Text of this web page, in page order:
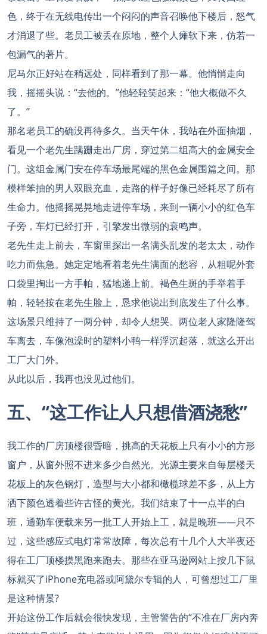
色，终于在无线电传出一个闷闷的声音召唤他下楼后，怒气
才消退了些。老员工被丢在原地，整个人瘫软下来，仿若一
包漏气的著片。
尼马尔正好站在稍远处，同样看到了那一幕。他悄悄走向
我，摇摇头说：“去他的。”他轻轻笑起来：“他大概做不久
了。”
那名老员工的确没再待多久。当天午休，我站在外面抽烟，
看见一个老先生蹒跚走出厂房，穿过第二组高大的金属安全
门。这组金属门安在停车场最尾端的黑色金属围篇之间。那
模样笨抽的男人双眼充血，走路的样子好像已经耗尽了所有
生命力。他摇摇晃晃地走进停车场，来到一辆小小的红色车
子旁，车灯已经打开，引擎发出微弱的衰鸣声。
老先生走上前去，车窗里探出一名满头乱发的老太太，动作
吃力而焦急。她定定地看着老先生满面的愁容，从粗呢外套
口袋里掏出一方手帕，猛地递上前。褐色生斑的手举着手
帕，轻轻按在老先生脸上，恳求他说出到底发生了什么事。
这场景只维持了一两分钟，却令人想哭。两位老人家隆隆驾
车离去，车像泡澡时的塑料小鸭一样浮沉起落，就这么开出
工厂大门外。
从此以后，我再也没见过他们。
五、“这工作让人只想借酒浇愁”
我工作的厂房顶楼很昏暗，挑高的天花板上只有小小的方形
窗户，从窗外照不进来多少自然光。光源主要来自每层楼天
花板上的灰色钢灯，造型与大小都和橄榄球差不多，从上方
洒下颜色透着些许古怪的黄光。我们结束了十一点半的白
班，通勤车便载来另一批工人开始上工，就是晚班——只不
过，这些感应式电灯常常故障，每次总有十几个人大半夜还
得在工厂顶楼摸黑跑来跑去。那些在亚马逊网站上按几下鼠
标就买了iPhone充电器或阿黛尔专辑的人，可曾想过工厂里
是这种情景?
开始这份工作后就会很快发现，主管警告的“不准在厂房内奔